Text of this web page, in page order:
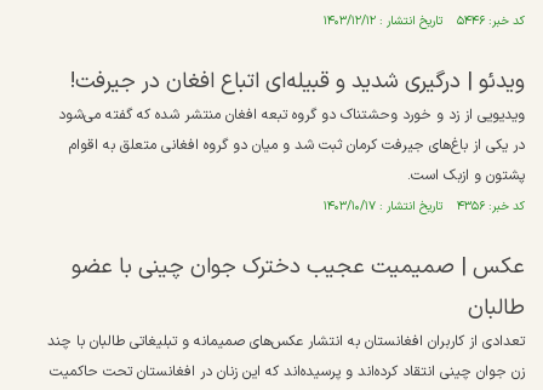
کد خبر: ۵۴۴۶ تاریخ انتشار : ۱۴۰۳/۱۲/۱۲
ویدئو | درگیری شدید و قبیله‌ای اتباع افغان در جیرفت!
ویدیویی از زد و خورد وحشتناک دو گروه تبعه افغان منتشر شده که گفته می‌شود
در یکی از باغ‌های جیرفت کرمان ثبت شد و میان دو گروه افغانی متعلق به اقوام
پشتون و ازبک است.
کد خبر: ۴۳۵۶ تاریخ انتشار : ۱۴۰۳/۱۰/۱۷
عکس | صمیمیت عجیب دخترک جوان چینی با عضو
طالبان
تعدادی از کاربران افغانستان به انتشار عکس‌های صمیمانه و تبلیغاتی طالبان با چند
زن جوان چینی انتقاد کرده‌اند و پرسیده‌اند که این زنان در افغانستان تحت حاکمیت